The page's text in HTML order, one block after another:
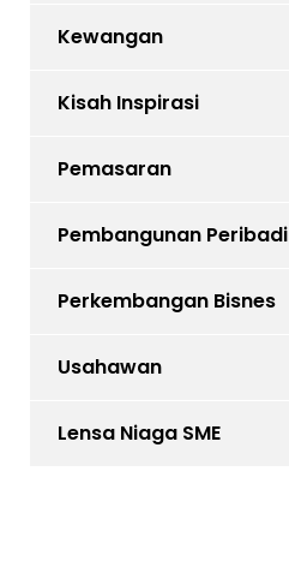
Kewangan
Kisah Inspirasi
Pemasaran
Pembangunan Peribadi
Perkembangan Bisnes
Usahawan
Lensa Niaga SME